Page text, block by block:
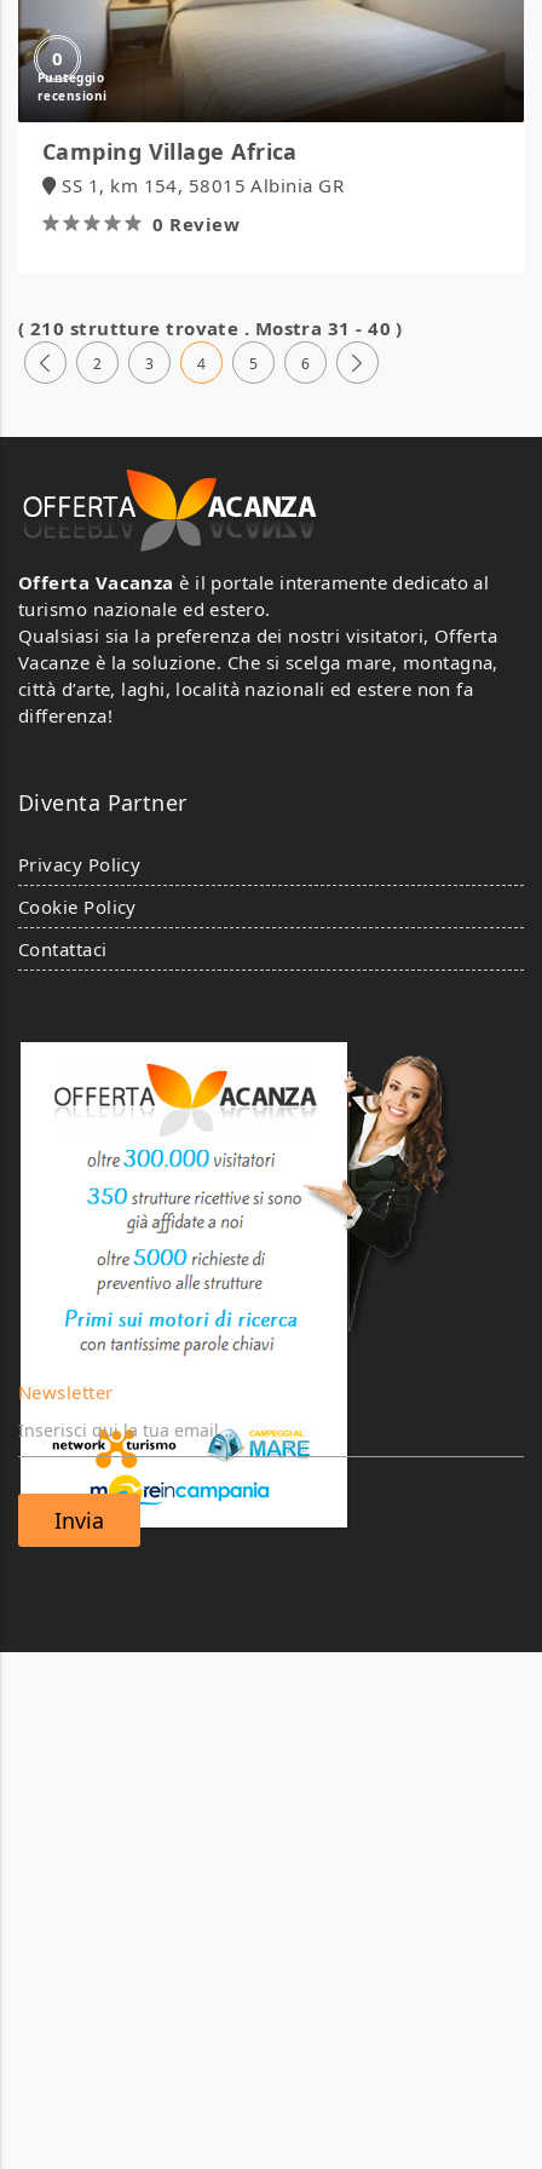
0
Camping Village Africa
SS 1, km 154, 58015 Albinia GR
0 Review
( 210 strutture trovate . Mostra 31 - 40 )
2 3 4 5 6
Offerta Vacanza è il portale interamente dedicato al
turismo nazionale ed estero.
Qualsiasi sia la preferenza dei nostri visitatori, Offerta
Vacanze è la soluzione. Che si scelga mare, montagna,
città d’arte, laghi, località nazionali ed estere non fa
differenza!
Diventa Partner
Privacy Policy
Cookie Policy
Contattaci
Newsletter